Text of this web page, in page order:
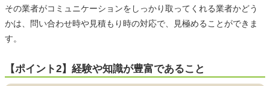
その業者がコミュニケーションをしっかり取ってくれる業者かどう
かは、問い合わせ時や見積もり時の対応で、見極めることができま
す。
【ポイント2】経験や知識が豊富であること